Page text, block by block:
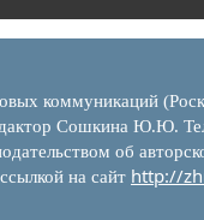
коммуникаций
Сошкина Ю.Ю.
об
на сайт http://